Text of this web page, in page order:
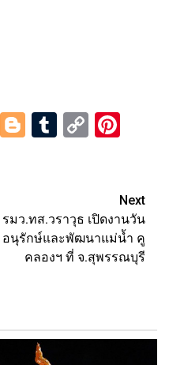
EmailBlogger
Tumblr
Copy
Next
รมว.ทส.วราวุธ เปิดงานวัน
อนุรักษ์และพัฒนาแม่น้ำ คู
คลองฯ ที่ จ.สุพรรณบุรี